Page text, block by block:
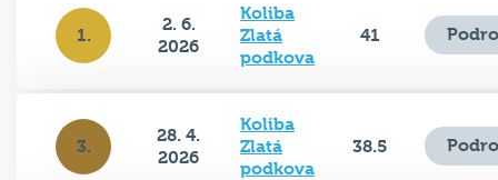
1.
2. 6.
2026
Koliba
Zlatá
podkova
41
3.
28. 4.
2026
Koliba
Zlatá
podkova
38.5